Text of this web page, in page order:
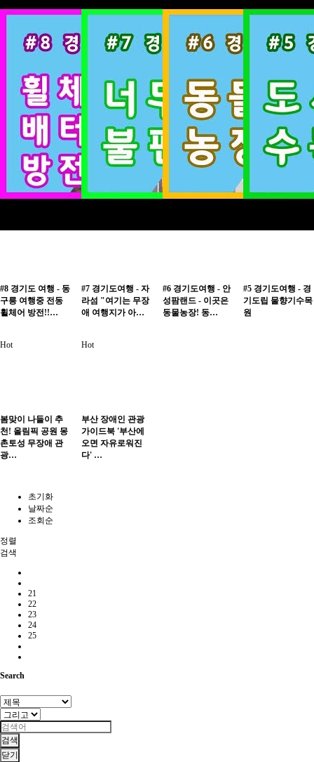
#8 경기도 여행 - 동
구릉 여행중 전동
휠체어 방전!!…
#7 경기도여행 - 자
라섬 "여기는 무장
애 여행지가 아…
#6 경기도여행 - 안
성팜랜드 - 이곳은
동물농장! 동…
#5 경기도여행 - 경
기도립 물향기수목
원
Hot
봄맞이 나들이 추
천! 올림픽 공원 몽
촌토성 무장애 관
광…
Hot
부산 장애인 관광
가이드북 '부산에
오면 자유로워진
다' …
초기화
날짜순
조회순
정렬
검색
21
22
23
24
25
Search
검색
닫기